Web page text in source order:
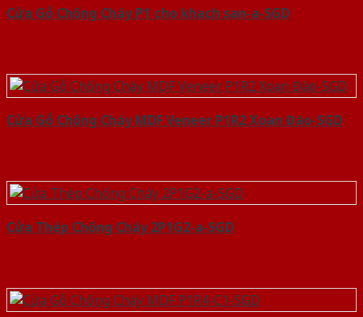
Cửa Gỗ Chống Cháy P1 cho khach san-a-SGD
Cửa Gỗ Chống Cháy MDF Veneer P1R2 Xoan Đào-SGD
Cửa Thép Chống Cháy 2P1G2-a-SGD